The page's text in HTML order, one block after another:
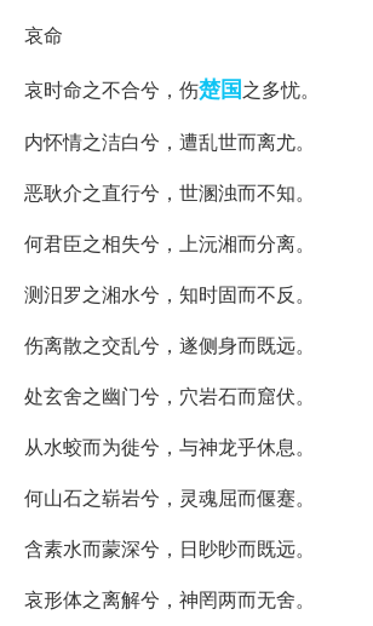
哀命
哀时命之不合兮，伤楚国之多忧。
内怀情之洁白兮，遭乱世而离尤。
恶耿介之直行兮，世溷浊而不知。
何君臣之相失兮，上沅湘而分离。
测汨罗之湘水兮，知时固而不反。
伤离散之交乱兮，遂侧身而既远。
处玄舍之幽门兮，穴岩石而窟伏。
从水蛟而为徙兮，与神龙乎休息。
何山石之崭岩兮，灵魂屈而偃蹇。
含素水而蒙深兮，日眇眇而既远。
哀形体之离解兮，神罔两而无舍。